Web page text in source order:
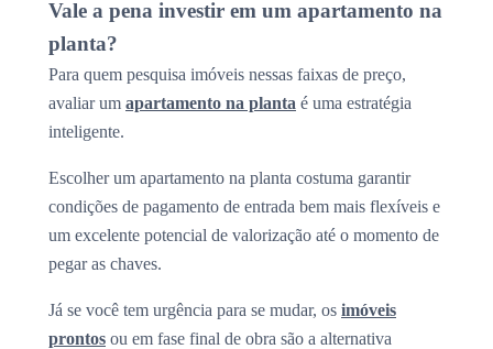
Vale a pena investir em um apartamento na
planta?
Para quem pesquisa imóveis nessas faixas de preço,
avaliar um apartamento na planta é uma estratégia
inteligente.
Escolher um apartamento na planta costuma garantir
condições de pagamento de entrada bem mais flexíveis e
um excelente potencial de valorização até o momento de
pegar as chaves.
Já se você tem urgência para se mudar, os imóveis
prontos ou em fase final de obra são a alternativa